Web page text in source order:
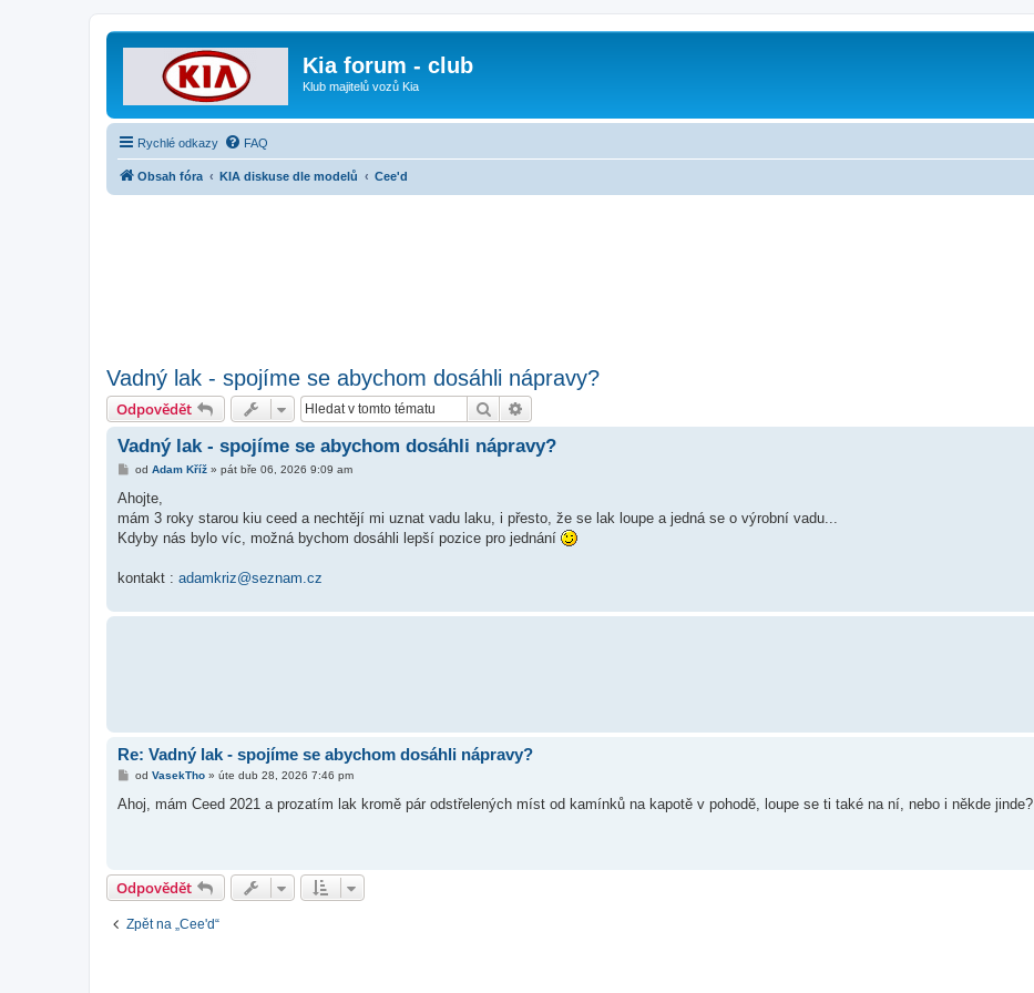
Kia forum - club
Klub majitelů vozů Kia
Rychlé odkazy FAQ
Obsah fóra KIA diskuse dle modelů Cee'd
Vadný lak - spojíme se abychom dosáhli nápravy?
Odpovědět Hledat
Vadný lak - spojíme se abychom dosáhli nápravy?
P
í
p
ě
v
k
od Adam Kříž» pát bře 06, 2026 9:09 am
Ahojte,
mám 3 roky starou kiu ceed a nechtějí mi uznat vadu laku, i přesto, že se lak loupe a jedná se o výrobní vadu...
Kdyby nás bylo víc, možná bychom dosáhli lepší pozice pro jednání
kontakt : adamkriz@seznam.cz
Re: Vadný lak - spojíme se abychom dosáhli nápravy?
P
í
k
od VasekTho» úte dub 28, 2026 7:46 pm
Ahoj, mám Ceed 2021 a prozatím lak kromě pár odstřelených míst od kamínků na kapotě v pohodě, loupe se ti také na ní, nebo i někde jinde?
Odpovědět
Zpět na „Cee'd“